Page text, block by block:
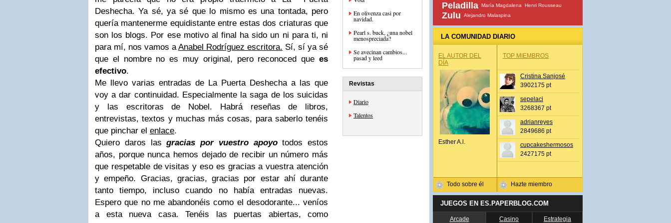
Deshecha. Ya sé, ya sé que lo mismo es una tontada, pero
quería mantenerme equidistante entre estas dos criaturas que
son los blogs. Por ese motivo al final ha sido un ni para ti, ni
para mí, nos vamos aAnabel Rodríguez escritora. Sí, sí ya sé
que el nombre no es muy original, pero reconoced que es
efectivo.
Me llevo varias entradas de La Puerta Deshecha a las que
voy a dar continuidad. Especialmente la saga de los suicidas
y las escritoras de Nobel. Habrá reseñas de libros,
entrevistas, textos y muchas más cosas, para saberlo tenéis
que pinchar el enlace.
Quiero daros lasgracias por vuestro apoyotodos estos
años, porque nunca hemos dejado de recibir un número más
que respetable de visitas y eso es gracias a vuestra atención
y empeño. Gracias, gracias, gracias por estar ahí durante
tanto tiempo, incluso cuando no había entradas nuevas.
Espero que no me abandonéis como el desodorante... veníos
a esta nueva casa. Tenéis las puertas abiertas, como
En olivenza casi por
navidad.
Pearl s. buck, ¿una nobel
menospreciada?
Se avecinan cambios...
pasad y leed
Revistas
Diario
Talentos
Peladilla María Magdalena Henri Rousseau
Zulu Alejandro Malaspina
LA COMUNIDAD DIARIO
EL AUTOR DEL
DÍA
Esther A.l.
Todo sobre él
TOP MIEMBROS
Cristina Sanjosé
3902175 pt
sepelaci
3268367 pt
adrianreyes
2849686 pt
cupcakeshermosos
2427175 pt
Hazte miembro
JUEGOS EN ES.PAPERBLOG.COM
Arcade Casino Estrategia